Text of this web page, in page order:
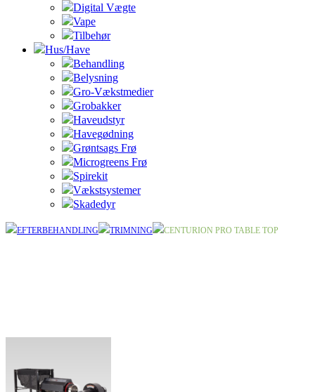
Digital Vægte
Vape
Tilbehør
Hus/Have
Behandling
Belysning
Gro-Vækstmedier
Grobakker
Haveudstyr
Havegødning
Grøntsags Frø
Microgreens Frø
Spirekit
Vækstsystemer
Skadedyr
EFTERBEHANDLING TRIMNING CENTURION PRO TABLE TOP